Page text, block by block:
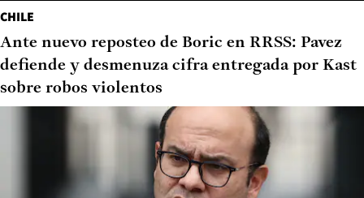
CHILE
Ante nuevo reposteo de Boric en RRSS: Pavez
defiende y desmenuza cifra entregada por Kast
sobre robos violentos